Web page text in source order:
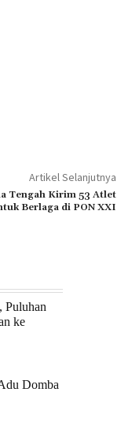
Artikel Selanjutnya
Tengah Kirim 53 Atlet
Berlaga di PON XXI
Puluhan
ke
Domba